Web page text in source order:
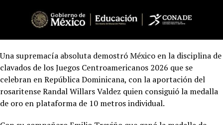
Una supremacía absoluta demostró México en la disciplina de
clavados de los Juegos Centroamericanos 2026 que se
celebran en República Dominicana, con la aportación del
rosaritense Randal Willars Valdez quien consiguió la medalla
de oro en plataforma de 10 metros individual.